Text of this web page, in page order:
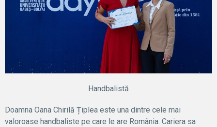
Handbalistă
Doamna Oana Chirilă Țiplea este una dintre cele mai
valoroase handbaliste pe care le are România. Cariera sa